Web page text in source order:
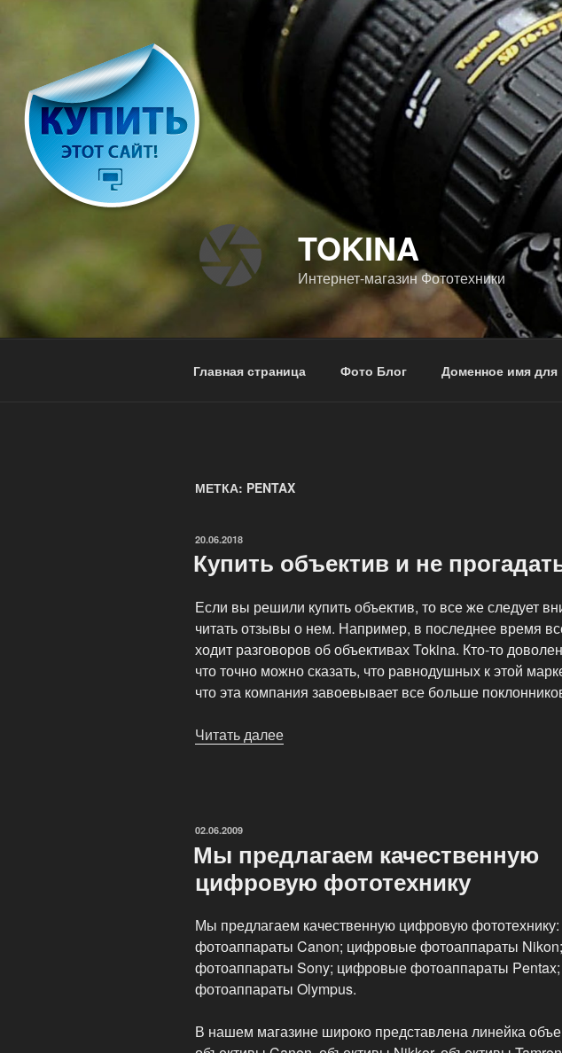
TOKINA
Интернет-магазин Фототехники
Главная страница Фото Блог Доменное имя для
МЕТКА: PENTAX
ОПУБЛИКОВАНО
20.06.2018
Купить объектив и не
Если вы решили купить объектив, то все же следует
читать отзывы о нем. Например, в последнее время
ходит разговоров об объективах Tokina. Кто-то
что точно можно сказать, что равнодушных к этой
что эта компания завоевывает все больше
Читать далее
ОПУБЛИКОВАНО
02.06.2009
Мы предлагаем качественную
цифровую фототехнику
Мы предлагаем качественную цифровую
фотоаппараты Canon; цифровые фотоаппараты
фотоаппараты Sony; цифровые фотоаппараты
фотоаппараты Olympus.
В нашем магазине широко представлена линейка